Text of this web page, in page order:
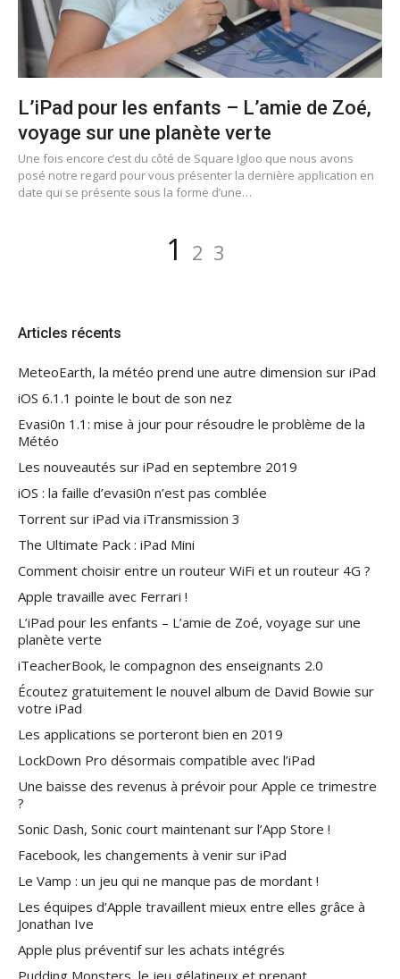
L’iPad pour les enfants – L’amie de Zoé,
voyage sur une planète verte
Une fois encore c’est du côté de Square Igloo que nous avons
posé notre regard pour vous présenter la dernière application en
date qui se présente sous la forme d’une…
Page
1 Page
2 Page
3
Articles récents
MeteoEarth, la météo prend une autre dimension sur iPad
iOS 6.1.1 pointe le bout de son nez
Evasi0n 1.1: mise à jour pour résoudre le problème de la
Météo
Les nouveautés sur iPad en septembre 2019
iOS : la faille d’evasi0n n’est pas comblée
Torrent sur iPad via iTransmission 3
The Ultimate Pack : iPad Mini
Comment choisir entre un routeur WiFi et un routeur 4G ?
Apple travaille avec Ferrari !
L’iPad pour les enfants – L’amie de Zoé, voyage sur une
planète verte
iTeacherBook, le compagnon des enseignants 2.0
Écoutez gratuitement le nouvel album de David Bowie sur
votre iPad
Les applications se porteront bien en 2019
LockDown Pro désormais compatible avec l’iPad
Une baisse des revenus à prévoir pour Apple ce trimestre
?
Sonic Dash, Sonic court maintenant sur l’App Store !
Facebook, les changements à venir sur iPad
Le Vamp : un jeu qui ne manque pas de mordant !
Les équipes d’Apple travaillent mieux entre elles grâce à
Jonathan Ive
Apple plus préventif sur les achats intégrés